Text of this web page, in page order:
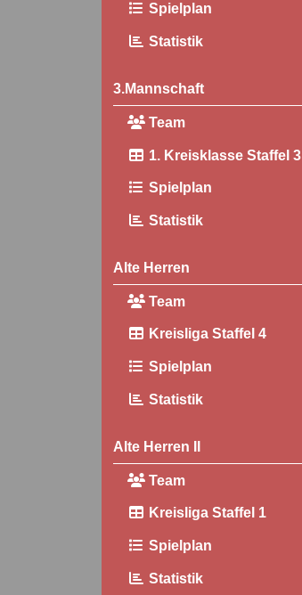
Spielplan
Statistik
3.Mannschaft
Team
1. Kreisklasse Staffel 3
Spielplan
Statistik
Alte Herren
Team
Kreisliga Staffel 4
Spielplan
Statistik
Alte Herren II
Team
Kreisliga Staffel 1
Spielplan
Statistik